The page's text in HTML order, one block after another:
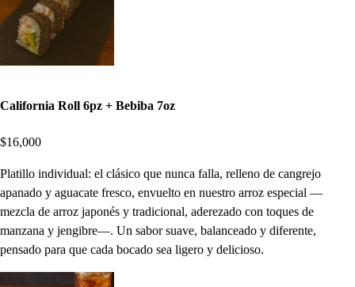
California Roll 6pz + Bebiba 7oz
$16,000
Platillo individual: el clásico que nunca falla, relleno de cangrejo
apanado y aguacate fresco, envuelto en nuestro arroz especial —
mezcla de arroz japonés y tradicional, aderezado con toques de
manzana y jengibre—. Un sabor suave, balanceado y diferente,
pensado para que cada bocado sea ligero y delicioso.